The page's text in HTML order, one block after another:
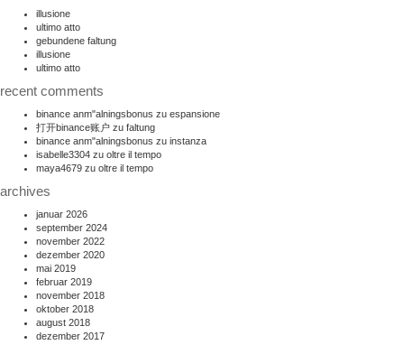
illusione
ultimo atto
gebundene faltung
illusione
ultimo atto
recent comments
binance anm"alningsbonus zu espansione
打开binance账户 zu faltung
binance anm"alningsbonus zu instanza
isabelle3304 zu oltre il tempo
maya4679 zu oltre il tempo
archives
januar 2026
september 2024
november 2022
dezember 2020
mai 2019
februar 2019
november 2018
oktober 2018
august 2018
dezember 2017